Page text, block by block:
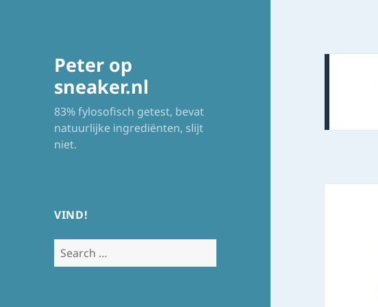
Peter op
sneaker.nl
83% fylosofisch getest, bevat
natuurlijke ingrediënten, slijt
niet.
VIND!
Search
for: